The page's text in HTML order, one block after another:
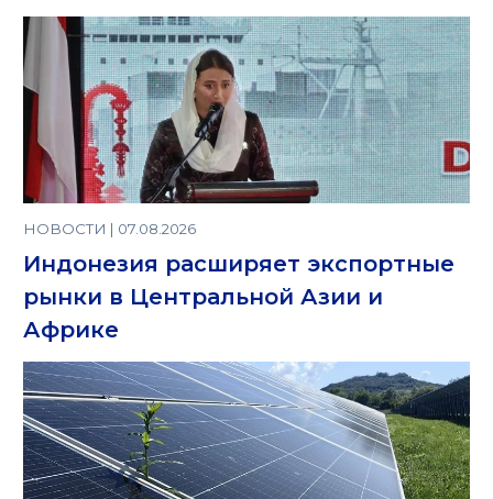
НОВОСТИ | 07.08.2026
Индонезия расширяет экспортные
рынки в Центральной Азии и
Африке